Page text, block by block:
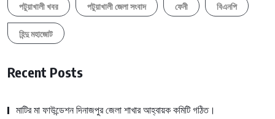
পটুয়াখালী খবর পটুয়াখালী জেলা সংবাদ ফেনী বিএনপি
হিন্দু মহাজোট
Recent Posts
মাটির মা ফাউন্ডেশন দিনাজপুর জেলা শাখার আহ্বায়ক কমিটি গঠিত।